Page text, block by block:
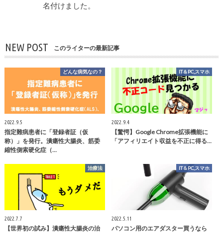
名付けました。
NEW POST このライターの最新記事
どんな病気なの？
2022.9.5
指定難病患者に「登録者証（仮
称）」を発行。潰瘍性大腸炎、筋委
縮性側索硬化症（…
IT＆PC,スマホ
2022.9.4
【驚愕】Google Chrome拡張機能に
「アフィリエイト収益を不正に得る…
治療法
2022.7.7
【世界初の試み】潰瘍性大腸炎の治
IT＆PC,スマホ
2022.5.11
パソコン用のエアダスター買うなら